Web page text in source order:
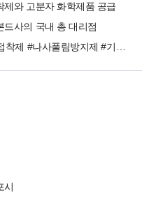
제와 고분자 화학제품 공급
드사의 국내 총 대리점
시